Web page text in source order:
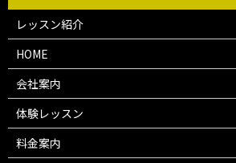
レッスン紹介
HOME
会社案内
体験レッスン
料金案内